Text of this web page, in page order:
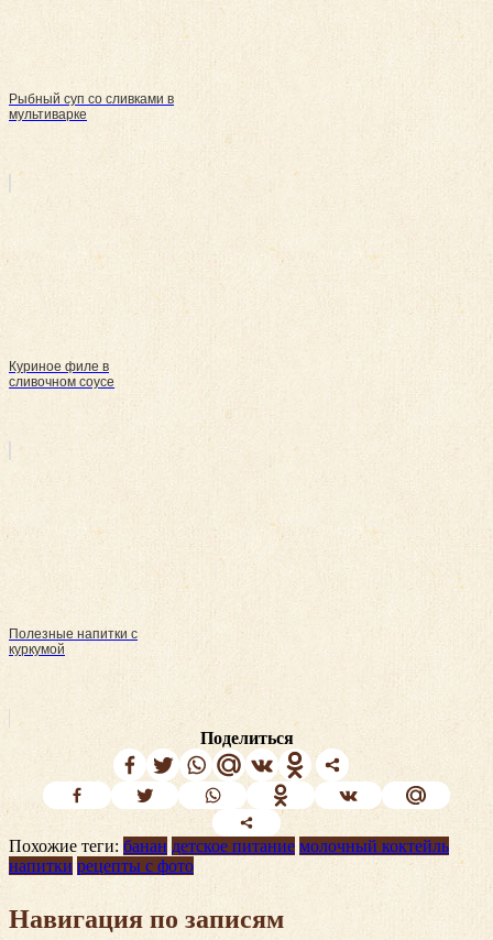
Рыбный суп со сливками в
мультиварке
Куриное филе в
сливочном соусе
Полезные напитки с
куркумой
Поделиться
Похожие теги: банан детское питание молочный коктейль
напитки рецепты с фото
Навигация по записям